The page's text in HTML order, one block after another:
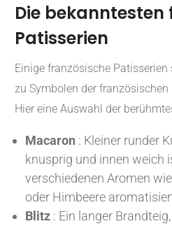
Die bekanntesten
Patisserien
Einige französische
zu Symbolen der französischen
Hier eine Auswahl der
Macaron : Kleiner runder
knusprig und innen weich
verschiedenen Aromen
oder Himbeere
Blitz : Ein langer